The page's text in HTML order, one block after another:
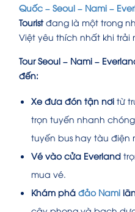
Quốc – Seoul – Nami –
Touristđang là một trong
Việt yêu thích nhất khi trải
Tour Seoul – Nami –
đến:
Xe đưa đón tận nơi từ
trọn tuyến nhanh
tuyến bus hay tàu điện
Vé vào cửa Everland
mua vé.
Khám phá đảo Nami